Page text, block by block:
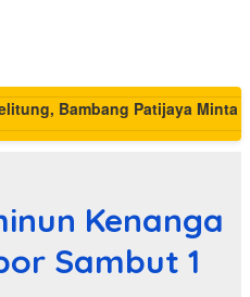
Kenanga
Sambut 1